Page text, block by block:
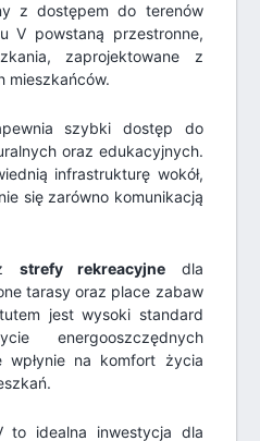
z dostępem do terenów
V powstaną przestronne,
zaprojektowane z
mieszkańców.
szybki dostęp do
oraz edukacyjnych.
infrastrukturę wokół,
się zarówno komunikacją
strefy rekreacyjne dla
tarasy oraz place zabaw
jest wysoki standard
energooszczędnych
wpłynie na komfort życia
to idealna inwestycja dla